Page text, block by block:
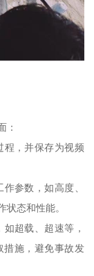
：
程，并保存为视频
参数，如高度、
态和性能。
超载、超速等，
措施，避免事故发